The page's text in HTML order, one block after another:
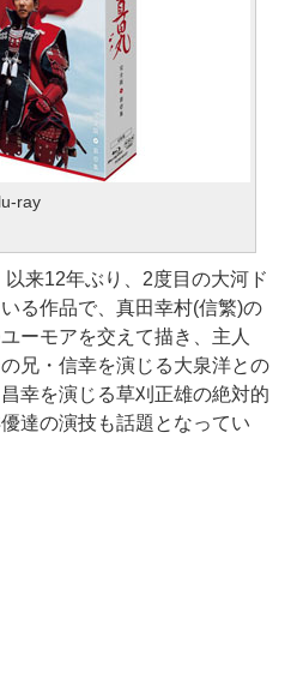
ray
来12年ぶり、2度目の大河ド
る作品で、真田幸村(信繁)の
ーモアを交えて描き、主人
兄・信幸を演じる大泉洋との
幸を演じる草刈正雄の絶対的
達の演技も話題となってい